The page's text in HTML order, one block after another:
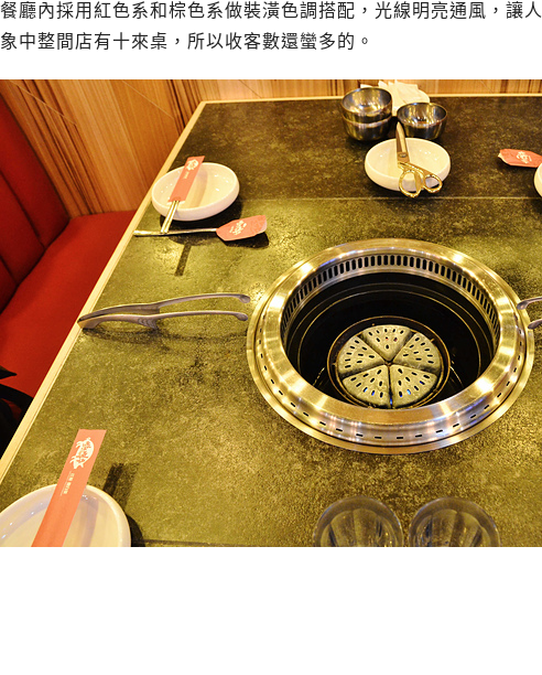
餐廳內採用紅色系和棕色系做裝潢色調搭配，光線明亮通風，讓
象中整間店有十來桌，所以收客數還蠻多的。